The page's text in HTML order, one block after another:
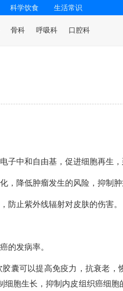
科学饮食 生活常识
骨科 呼吸科 口腔科
子中和自由基，促进细胞再生，
，降低肿瘤发生的风险，抑制肿
防止紫外线辐射对皮肤的伤害。
的发病率。
囊可以提高免疫力，抗衰老，
胞生长，抑制内皮组织癌细胞